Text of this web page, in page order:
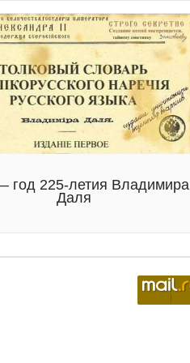
год 225-летия Владимира
Даля